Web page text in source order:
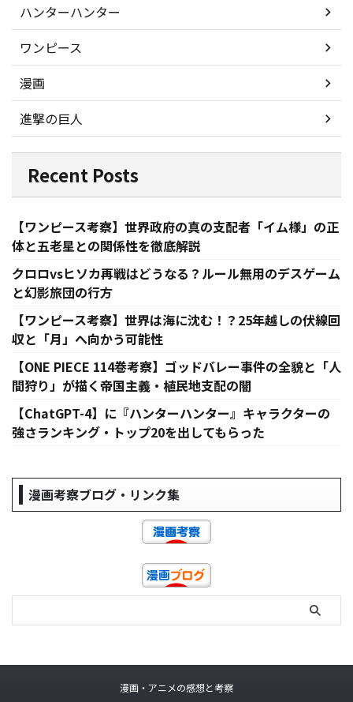
ハンターハンター
ワンピース
漫画
進撃の巨人
Recent Posts
【ワンピース考察】世界政府の真の支配者「イム様」の正
体と五老星との関係性を徹底解説
クロロvsヒソカ再戦はどうなる？ルール無用のデスゲーム
と幻影旅団の行方
【ワンピース考察】世界は海に沈む！？25年越しの伏線回
収と「月」へ向かう可能性
【ONE PIECE 114巻考察】ゴッドバレー事件の全貌と「人
間狩り」が描く帝国主義・植民地支配の闇
【ChatGPT-4】に『ハンターハンター』キャラクターの
強さランキング・トップ20を出してもらった
漫画考察ブログ・リンク集
漫画・アニメの感想と考察